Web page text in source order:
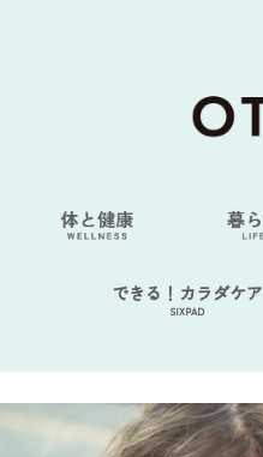
できる！カラダケア
SIXPAD